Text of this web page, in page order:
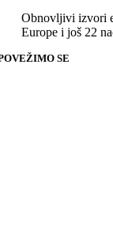
Obnovljivi izvori
Europe i još 22
SE